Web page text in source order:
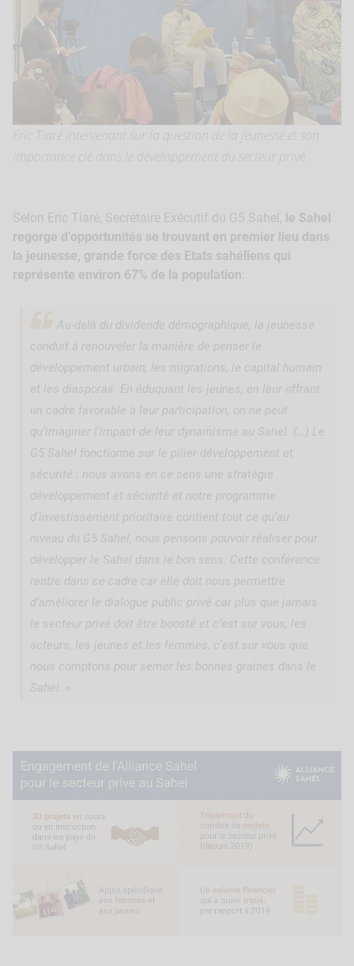
Eric Tiaré intervenant sur la question de la jeunesse et son
importance clé dans le développement du secteur privé.
Selon Eric Tiaré, Secrétaire Exécutif du G5 Sahel,
le Sahel
regorge d’opportunités se trouvant en premier lieu dans
la jeunesse, grande force des Etats sahéliens qui
représente environ 67% de la population
Au-delà du dividende démographique, la jeunesse
conduit à renouveler la manière de penser le
développement urbain, les migrations, le capital humain
et les diasporas. En éduquant les jeunes, en leur offrant
un cadre favorable à leur participation, on ne peut
qu’imaginer l’impact de leur dynamisme au Sahel. (…) Le
G5 Sahel fonctionne sur le pilier développement et
sécurité : nous avons en ce sens une stratégie
développement et sécurité et notre programme
d’investissement prioritaire contient tout ce qu’au
niveau du G5 Sahel, nous pensons pouvoir réaliser pour
développer le Sahel dans le bon sens. Cette conférence
rentre dans ce cadre car elle doit nous permettre
d’améliorer le dialogue public privé car plus que jamais
le secteur privé doit être boosté et c’est sur vous, les
acteurs, les jeunes et les femmes, c’est sur vous que
nous comptons pour semer les bonnes graines dans le
Sahel. »